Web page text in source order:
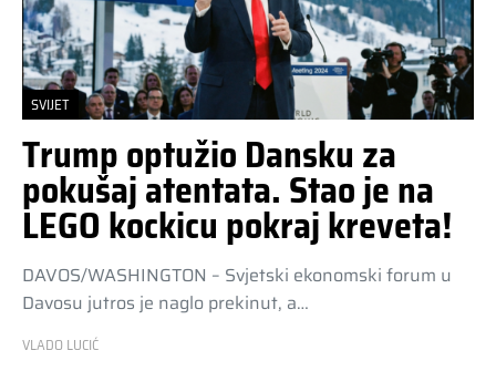
SVIJET
Trump optužio Dansku za
pokušaj atentata. Stao je na
LEGO kockicu pokraj kreveta!
DAVOS/WASHINGTON – Svjetski ekonomski forum u
Davosu jutros je naglo prekinut, a…
VLADO LUCIĆ